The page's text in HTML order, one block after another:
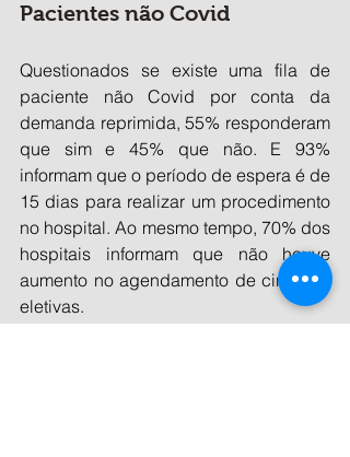
Pacientes não Covid
Questionados se existe uma fila de
paciente não Covid por conta da
demanda reprimida, 55% responderam
que sim e 45% que não. E 93%
informam que o período de espera é de
15 dias para realizar um procedimento
no hospital. Ao mesmo tempo, 70% dos
hospitais informam que não houve
aumento no agendamento de cirurgias
eletivas.